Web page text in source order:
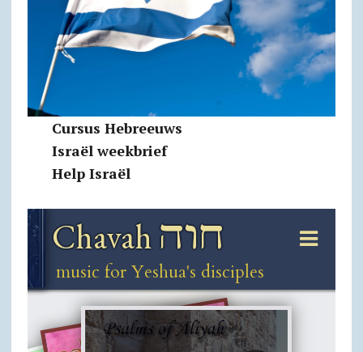
Cursus Hebreeuws
Israël weekbrief
Help Israël